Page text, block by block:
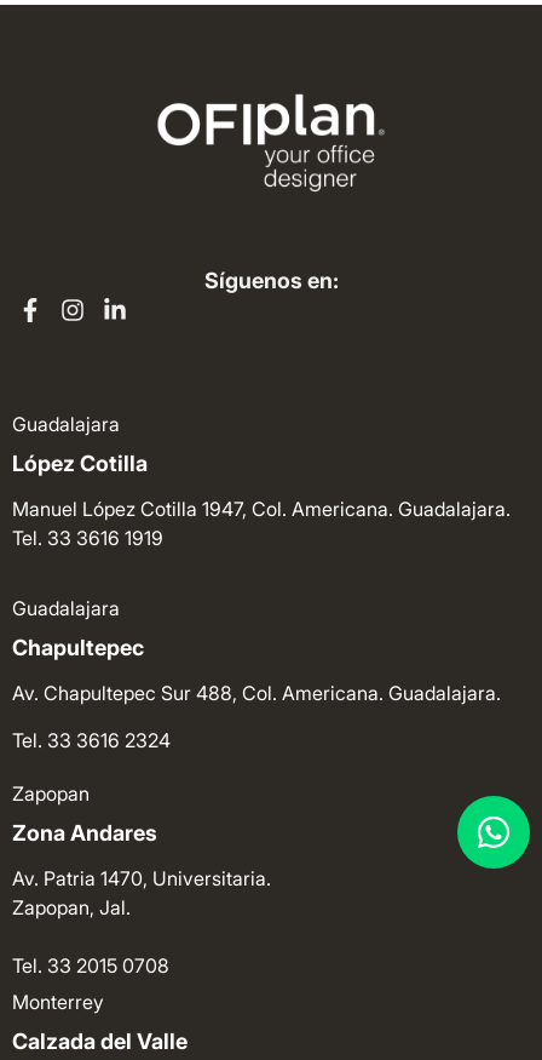
Síguenos en:
Guadalajara
López Cotilla
Manuel López Cotilla 1947, Col. Americana. Guadalajara.
Tel. 33 3616 1919
Guadalajara
Chapultepec
Av. Chapultepec Sur 488, Col. Americana. Guadalajara.
Tel. 33 3616 2324
Zapopan
Zona Andares
Av. Patria 1470, Universitaria.
Zapopan, Jal.
Tel. 33 2015 0708
Monterrey
Calzada del Valle